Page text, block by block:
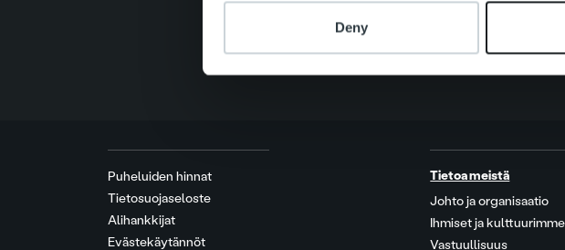
Deny
Puheluiden hinnat
Tietosuojaseloste
Alihankkijat
Evästekäytännöt
Tietoa meistä
Johto ja organisaatio
Ihmiset ja kulttuurimme
Vastuullisuus